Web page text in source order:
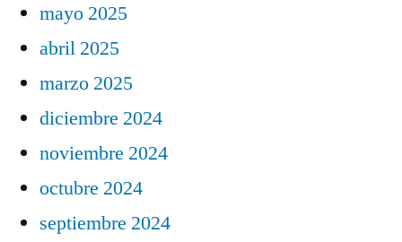
mayo 2025
abril 2025
marzo 2025
diciembre 2024
noviembre 2024
octubre 2024
septiembre 2024